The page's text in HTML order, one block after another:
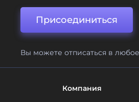
Присоединиться
Вы можете отписаться в
Компания